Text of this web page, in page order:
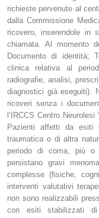
richieste pervenute al
dalla Commissione
ricovero, inserendole in
chiamata. Al momento
Documento di identità;
clinica relativa al
radiografie, analisi,
diagnostici già eseguiti).
ricoveri senza i
l’IRCCS Centro
Pazienti affetti da esiti
traumatica o di altra
periodo di coma, più o
persistano gravi
complesse (fisiche,
interventi valutativi
non sono realizzabili
con esiti stabilizzati di